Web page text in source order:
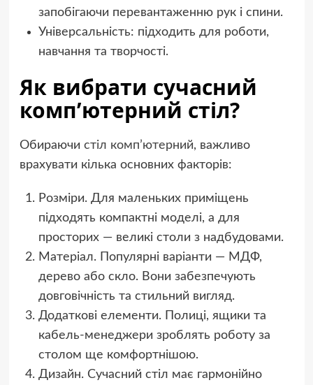
запобігаючи перевантаженню рук і спини.
Універсальність: підходить для роботи,
навчання та творчості.
Як вибрати сучасний
комп’ютерний стіл?
Обираючи стіл комп’ютерний, важливо
врахувати кілька основних факторів:
Розміри. Для маленьких приміщень
підходять компактні моделі, а для
просторих — великі столи з надбудовами.
Матеріал. Популярні варіанти — МДФ,
дерево або скло. Вони забезпечують
довговічність та стильний вигляд.
Додаткові елементи. Полиці, ящики та
кабель-менеджери зроблять роботу за
столом ще комфортнішою.
Дизайн. Сучасний стіл має гармонійно